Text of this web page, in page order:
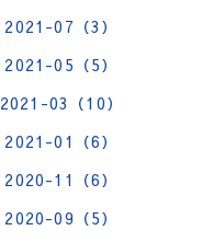
2021-07（3）
2021-05（5）
2021-03（10）
2021-01（6）
2020-11（6）
2020-09（5）